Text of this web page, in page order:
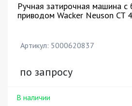
Ручная затирочная машина с
приводом Wacker Neuson CT
Артикул: 5000620837
по запросу
В наличии